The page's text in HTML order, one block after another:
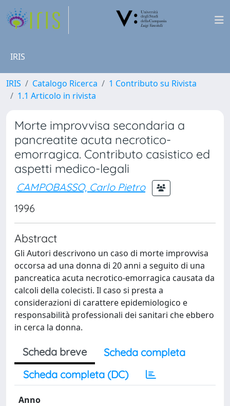
IRIS
IRIS Catalogo Ricerca
1 Contributo su Rivista
1.1 Articolo in rivista
Morte improvvisa secondaria a
pancreatite acuta necrotico-
emorragica. Contributo casistico ed
aspetti medico-legali
CAMPOBASSO, Carlo Pietro
1996
Abstract
Gli Autori descrivono un caso di morte improvvisa
occorsa ad una donna di 20 anni a seguito di una
pancreatica acuta necrotico-emorragica causata da
calcoli della colecisti. Il caso si presta a
considerazioni di carattere epidemiologico e
responsabilità professionali dei sanitari che ebbero
in cerca la donna.
Scheda breve
Scheda completa
Scheda completa (DC)
Anno